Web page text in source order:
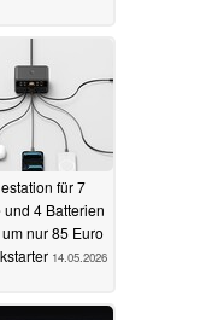
für 7
und 4 Batterien
nur 85 Euro
14.05.2026